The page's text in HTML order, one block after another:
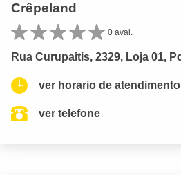
Crêpeland
0 aval.
Rua Curupaitis, 2329, Loja 01,
ver horario de
ver telefone